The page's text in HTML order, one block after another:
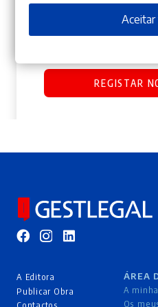
Os seus dados pessoais
melhorar a sua experiência
REGISTAR
A Editora
Publicar Obra
Contactos
ÁREA
A
Os